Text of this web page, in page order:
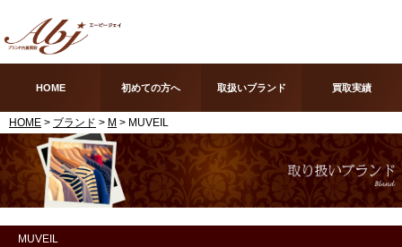
HOME 初めての方へ 取扱いブランド 買取実績
HOME > ブランド > M > MUVEIL
MUVEIL